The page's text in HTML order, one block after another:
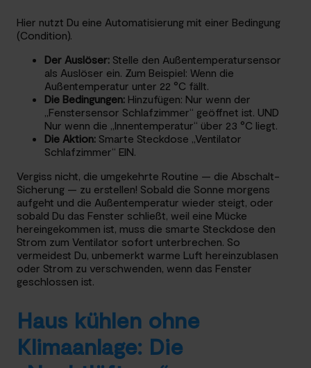
Hier nutzt Du eine Automatisierung mit einer Bedingung
(Condition).
Der Auslöser: Stelle den Außentemperatursensor
als Auslöser ein. Zum Beispiel: Wenn die
Außentemperatur unter 22 °C fällt.
Die Bedingungen: Hinzufügen: Nur wenn der
„Fenstersensor Schlafzimmer“ geöffnet ist. UND
Nur wenn die „Innentemperatur“ über 23 °C liegt.
Die Aktion: Smarte Steckdose „Ventilator
Schlafzimmer“ EIN.
Vergiss nicht, die umgekehrte Routine — die Abschalt-
Sicherung — zu erstellen! Sobald die Sonne morgens
aufgeht und die Außentemperatur wieder steigt, oder
sobald Du das Fenster schließt, weil eine Mücke
hereingekommen ist, muss die smarte Steckdose den
Strom zum Ventilator sofort unterbrechen. So
vermeidest Du, unbemerkt warme Luft hereinzublasen
oder Strom zu verschwenden, wenn das Fenster
geschlossen ist.
Haus kühlen ohne
Klimaanlage: Die